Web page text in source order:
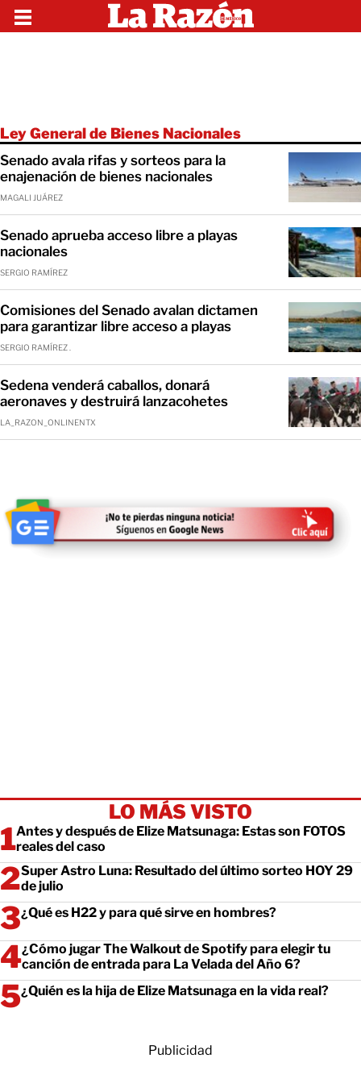
Ley General de Bienes Nacionales
Senado avala rifas y sorteos para la
enajenación de bienes nacionales
MAGALI JUÁREZ
Senado aprueba acceso libre a playas
nacionales
SERGIO RAMÍREZ
Comisiones del Senado avalan dictamen
para garantizar libre acceso a playas
SERGIO RAMÍREZ .
Sedena venderá caballos, donará
aeronaves y destruirá lanzacohetes
LA_RAZON_ONLINENTX
LO MÁS VISTO
Antes y después de Elize Matsunaga: Estas son FOTOS
reales del caso
Super Astro Luna: Resultado del último sorteo HOY 29
de julio
¿Qué es H22 y para qué sirve en hombres?
¿Cómo jugar The Walkout de Spotify para elegir tu
canción de entrada para La Velada del Año 6?
¿Quién es la hija de Elize Matsunaga en la vida real?
Publicidad